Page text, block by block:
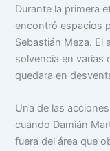
Durante la primera
encontró espacios
Sebastián Meza. El
solvencia en varias
quedara en
Una de las
cuando Damián
fuera del área que